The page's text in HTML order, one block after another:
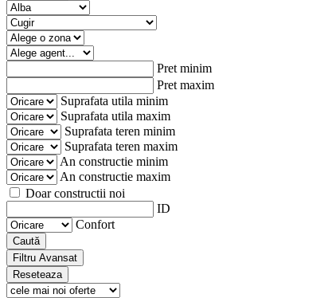
Pret minim
Pret maxim
Suprafata utila minim
Suprafata utila maxim
Suprafata teren minim
Suprafata teren maxim
An constructie minim
An constructie maxim
Doar constructii noi
ID
Confort
Caută
Filtru Avansat
Reseteaza